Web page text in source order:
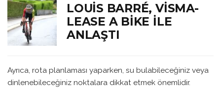
LOUIS BARRÉ, VISMA-
LEASE A BIKE ILE
ANLAŞTI
Ayrıca, rota planlaması yaparken, su bulabileceğiniz veya
dinlenebileceğiniz noktalara dikkat etmek önemlidir.